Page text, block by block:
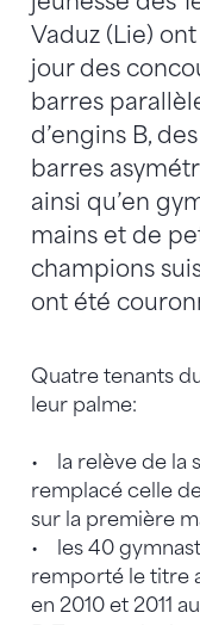
Vaduz (Lie)
jour des
barres
d’engins B,
barres
ainsi qu’en
mains et de
champions
ont été
Quatre tenants
leur palme:
• la relève de la
remplacé celle
sur la première
• les 40
remporté le titre
en 2010 et 2011